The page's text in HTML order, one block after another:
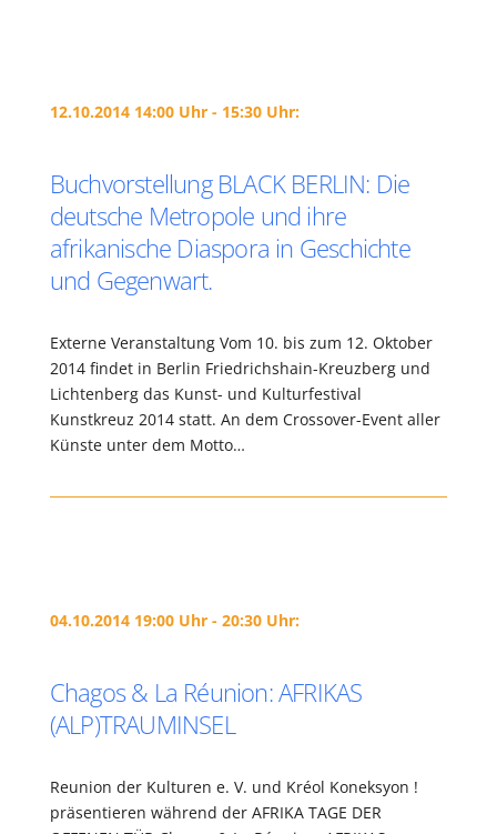
12.10.2014 14:00 Uhr - 15:30 Uhr:
Buchvorstellung BLACK BERLIN: Die
deutsche Metropole und ihre
afrikanische Diaspora in Geschichte
und Gegenwart.
Externe Veranstaltung Vom 10. bis zum 12. Oktober
2014 findet in Berlin Friedrichshain-Kreuzberg und
Lichtenberg das Kunst- und Kulturfestival
Kunstkreuz 2014 statt. An dem Crossover-Event aller
Künste unter dem Motto…
04.10.2014 19:00 Uhr - 20:30 Uhr:
Chagos & La Réunion: AFRIKAS
(ALP)TRAUMINSEL
Reunion der Kulturen e. V. und Kréol Koneksyon !
präsentieren während der AFRIKA TAGE DER